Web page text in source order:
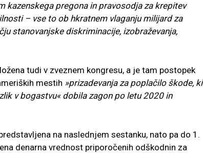
kazenskega pregona in pravosodja za krepitev
– vse to ob hkratnem vlaganju milijard za
stanovanjske diskriminacije, izobraževanja,
tudi v zveznem kongresu, a je tam postopek
mestih »prizadevanja za poplačilo škode, ki
v bogastvu« dobila zagon po letu 2020 in
na naslednjem sestanku, nato pa do 1.
denarna vrednost priporočenih odškodnin za